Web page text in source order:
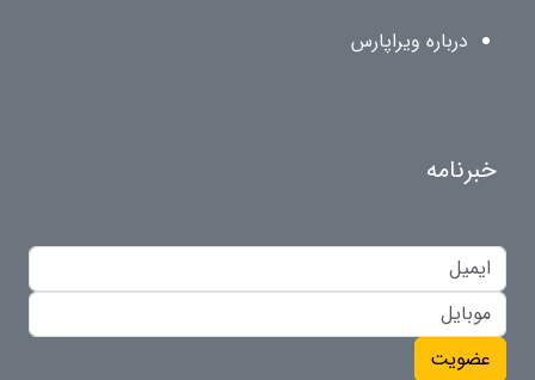
درباره ویراپارس
خبرنامه
عضویت